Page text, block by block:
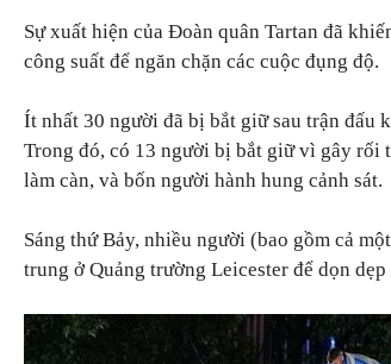
Sự xuất hiện của Đoàn quân Tartan đã
công suất để ngăn chặn các cuộc đụng độ.
Ít nhất 30 người đã bị bắt giữ sau trận đấu
Trong đó, có 13 người bị bắt giữ vì gây rối
làm càn, và bốn người hành hung cảnh sát.
Sáng thứ Bảy, nhiều người (bao gồm cả
trung ở Quảng trường Leicester để dọn